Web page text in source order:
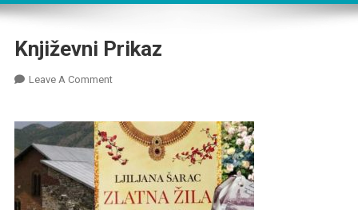
Književni Prikaz
Leave A CommentOn